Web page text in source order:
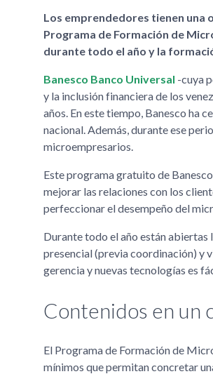
Los emprendedores tienen una
Programa de Formación de
durante todo el año y la
Banesco Banco Universal -cuya
y la inclusión financiera de los
años. En este tiempo, Banesco ha
nacional. Además, durante ese
microempresarios.
Este programa gratuito de
mejorar las relaciones con los
perfeccionar el desempeño del
Durante todo el año están
presencial (previa coordinación) y
gerencia y nuevas tecnologías es
Contenidos en un
El Programa de Formación de
mínimos que permitan concretar